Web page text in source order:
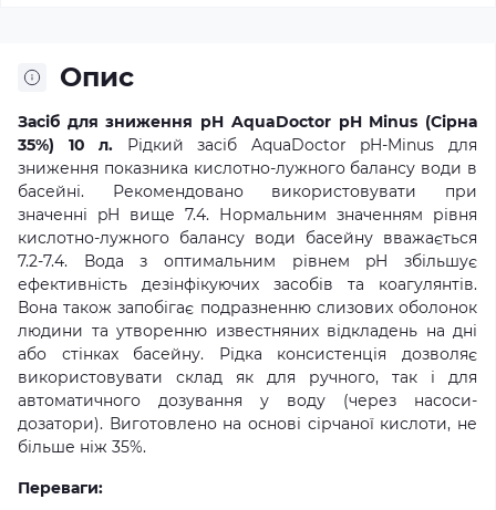
Опис
Засіб для зниження pH AquaDoctor pH Minus (Сірна
35%) 10 л. Рідкий засіб AquaDoctor pH-Minus для
зниження показника кислотно-лужного балансу води в
басейні. Рекомендовано використовувати при
значенні pH вище 7.4. Нормальним значенням рівня
кислотно-лужного балансу води басейну вважається
7.2-7.4. Вода з оптимальним рівнем pH збільшує
ефективність дезінфікуючих засобів та коагулянтів.
Вона також запобігає подразненню слизових оболонок
людини та утворенню известняних відкладень на дні
або стінках басейну. Рідка консистенція дозволяє
використовувати склад як для ручного, так і для
автоматичного дозування у воду (через насоси-
дозатори). Виготовлено на основі сірчаної кислоти, не
більше ніж 35%.
Переваги: